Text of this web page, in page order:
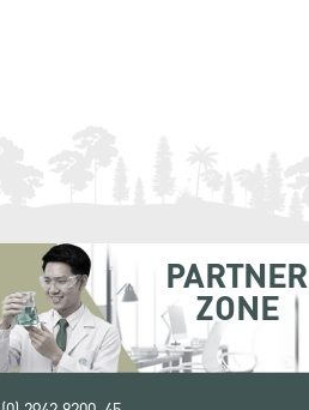
PARTNER
ZONE